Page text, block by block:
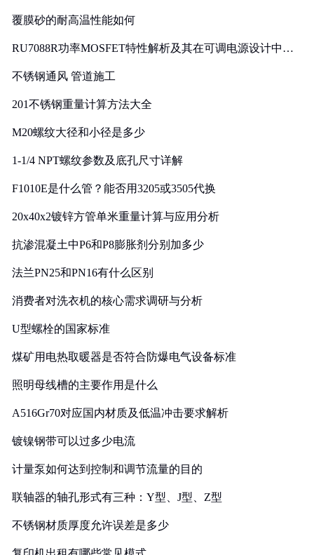
覆膜砂的耐高温性能如何
RU7088R功率MOSFET特性解析及其在可调电源设计中的
不锈钢通风 管道施工
201不锈钢重量计算方法大全
M20螺纹大径和小径是多少
1-1/4 NPT螺纹参数及底孔尺寸详解
F1010E是什么管？能否用3205或3505代换
20x40x2镀锌方管单米重量计算与应用分析
抗渗混凝土中P6和P8膨胀剂分别加多少
法兰PN25和PN16有什么区别
消费者对洗衣机的核心需求调研与分析
U型螺栓的国家标准
煤矿用电热取暖器是否符合防爆电气设备标准
照明母线槽的主要作用是什么
A516Gr70对应国内材质及低温冲击要求解析
镀镍钢带可以过多少电流
计量泵如何达到控制和调节流量的目的
联轴器的轴孔形式有三种：Y型、J型、Z型
不锈钢材质厚度允许误差是多少